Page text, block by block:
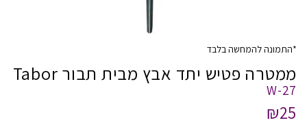
*התמונה להמחשה בלבד
ממטרה פטיש יתד אבץ מבית תבור Tabor
W-27
₪25